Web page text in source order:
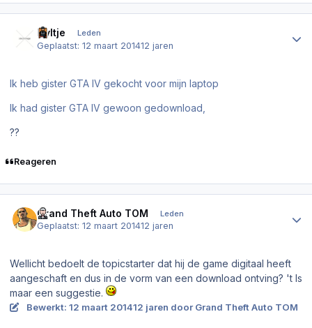
Nyltje Leden
Geplaatst:12 maart 201412 jaren
Ik heb gister GTA IV gekocht voor mijn laptop
Ik had gister GTA IV gewoon gedownload,
??
Reageren
Grand Theft Auto TOM Leden
Geplaatst:12 maart 201412 jaren
Wellicht bedoelt de topicstarter dat hij de game digitaal heeft
aangeschaft en dus in de vorm van een download ontving? 't Is
maar een suggestie.
Bewerkt: 12 maart 201412 jaren door Grand Theft Auto TOM